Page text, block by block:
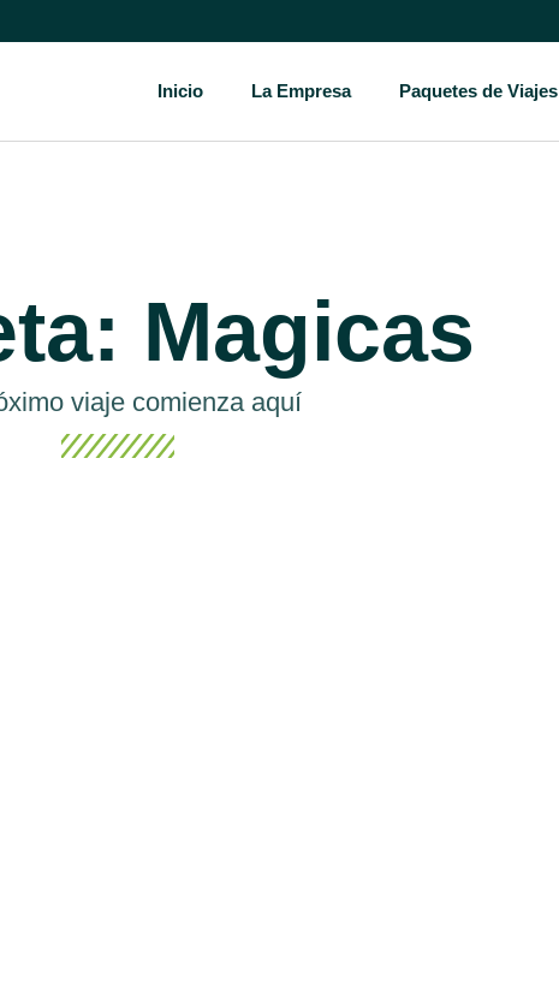
Inicio La Empresa Paquetes de Viajes
Magicas
viaje comienza aquí